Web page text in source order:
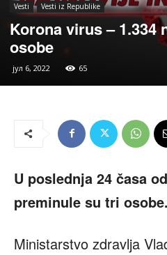
Vesti Vesti iz Republike
Korona virus – 1.334
osobe
јул 6, 2022 65
U poslednja 24 časa
preminule su tri osobe.
Ministarstvo zdravlja